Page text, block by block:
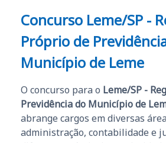
Concurso Leme/SP -
Próprio de
Município de Leme
O concurso para o Leme/SP -
Previdência do Município de
abrange cargos em diversas
administração, contabilidade e